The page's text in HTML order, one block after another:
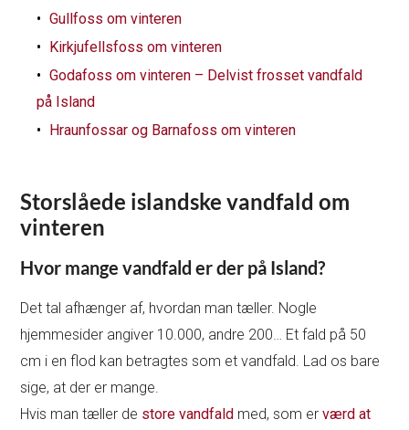
Gullfoss om vinteren
Kirkjufellsfoss om vinteren
Godafoss om vinteren – Delvist frosset vandfald
på Island
Hraunfossar og Barnafoss om vinteren
Storslåede islandske vandfald om
vinteren
Hvor mange vandfald er der på Island?
Det tal afhænger af, hvordan man tæller. Nogle
hjemmesider angiver 10.000, andre 200… Et fald på 50
cm i en flod kan betragtes som et vandfald. Lad os bare
sige, at der er mange.
Hvis man tæller de store vandfald med, som erværd at